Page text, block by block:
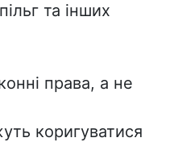
та інших
права, а не
коригуватися